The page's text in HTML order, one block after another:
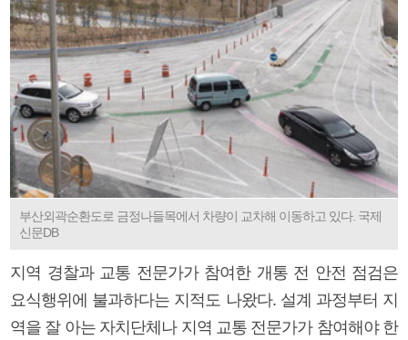
부산외곽순환도로 금정나들목에서 차량이 교차해 이동하고 있다. 국제
신문DB
지역 경찰과 교통 전문가가 참여한 개통 전 안전 점검은
요식행위에 불과하다는 지적도 나왔다. 설계 과정부터 지
역을 잘 아는 자치단체나 지역 교통 전문가가 참여해야 한